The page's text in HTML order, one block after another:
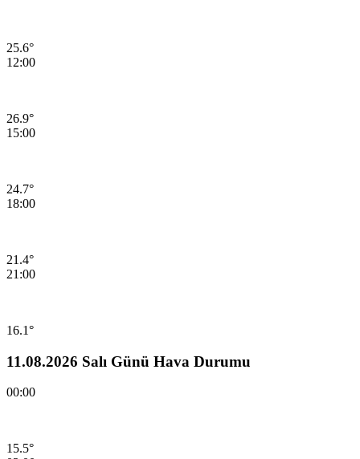
25.6°
12:00
26.9°
15:00
24.7°
18:00
21.4°
21:00
16.1°
11.08.2026 Salı Günü Hava Durumu
00:00
15.5°